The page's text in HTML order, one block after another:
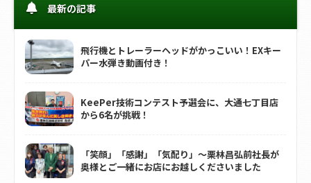
最新の記事
飛行機とトレーラーヘッドがかっこいい！EXキー
パー水弾き動画付き！
KeePer技術コンテスト予選会に、大通七丁目店
から6名が挑戦！
「笑顔」「感謝」「気配り」～栗林昌弘前社長が
奥様とご一緒にお店にお越しくださいました